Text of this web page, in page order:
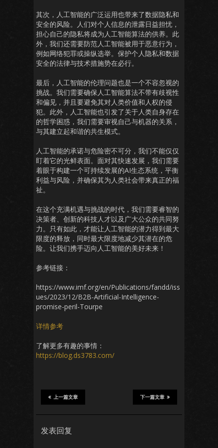
其次，人工智能的广泛运用也带来了数据隐私和
安全的风险。人们对个人信息的泄露日益担忧，
担心自己的隐私将成为人工智能算法的供养。此
外，我们还需要防范人工智能被用于恶意行为，
例如网络犯罪或操纵选举。保护个人隐私和数据
安全的法律与技术措施势在必行。
最后，人工智能的伦理问题也是一个不容忽视的
挑战。我们需要确保人工智能算法不带有歧视性
和偏见，并且要避免其对人类价值和人权的侵
犯。此外，人工智能也引发了关于人类自身存在
的哲学困惑，我们需要审视自己与机器的关系，
与其建立起和谐的共生模式。
人工智能的承诺与危险密不可分，我们不能仅仅
盯着它的光鲜表面。面对其快速发展，我们需要
着眼于构建一个可持续发展的AI生态系统，平衡
利益与风险，并确保其为人类社会带来真正的福
祉。
在这个充满机遇与挑战的时代，我们需要睿智的
决策者、创新的科技人才以及广大公众的共同努
力。只有如此，才能让人工智能的潜力得到最大
限度的释放，同时最大限度地减少其潜在的危
险。让我们携手迈向人工智能的美好未来！
参考链接：
https://www.imf.org/en/Publications/fandd/iss
ues/2023/12/B2B-Artificial-Intelligence-
promise-peril-Tourpe
详情参考
了解更多有趣的事情：
https://blog.ds3783.com/
下一篇文章
上一篇文章
发表回复